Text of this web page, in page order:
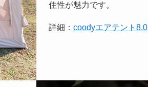
住性が魅力です。
詳細： coodyエアテント8.0